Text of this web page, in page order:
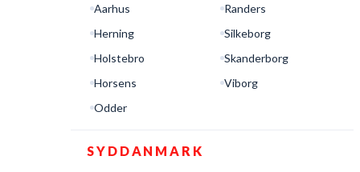
Aarhus
Herning
Holstebro
Horsens
Odder
Randers
Silkeborg
Skanderborg
Viborg
SYDDANMARK